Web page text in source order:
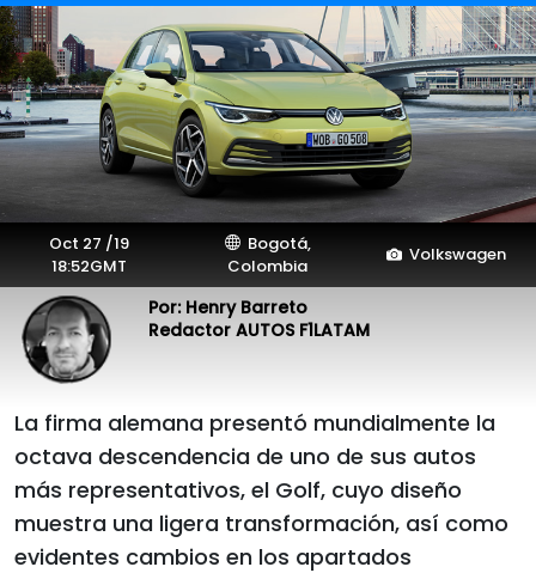
Oct 27 /19
18:52GMT
Bogotá,
Colombia
Volkswagen
Por: Henry Barreto
Redactor AUTOS F1LATAM
La firma alemana presentó mundialmente la
octava descendencia de uno de sus autos
más representativos, el Golf, cuyo diseño
muestra una ligera transformación, así como
evidentes cambios en los apartados